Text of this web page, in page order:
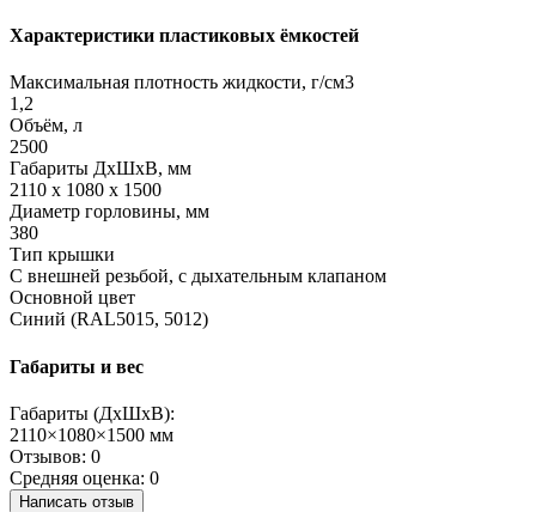
Характеристики пластиковых ёмкостей
Максимальная плотность жидкости, г/см3
1,2
Объём, л
2500
Габариты ДхШхВ, мм
2110 x 1080 x 1500
Диаметр горловины, мм
380
Тип крышки
С внешней резьбой, с дыхательным клапаном
Основной цвет
Синий (RAL5015, 5012)
Габариты и вес
Габариты (ДхШхВ):
2110×1080×1500 мм
Отзывов: 0
Средняя оценка: 0
Написать отзыв